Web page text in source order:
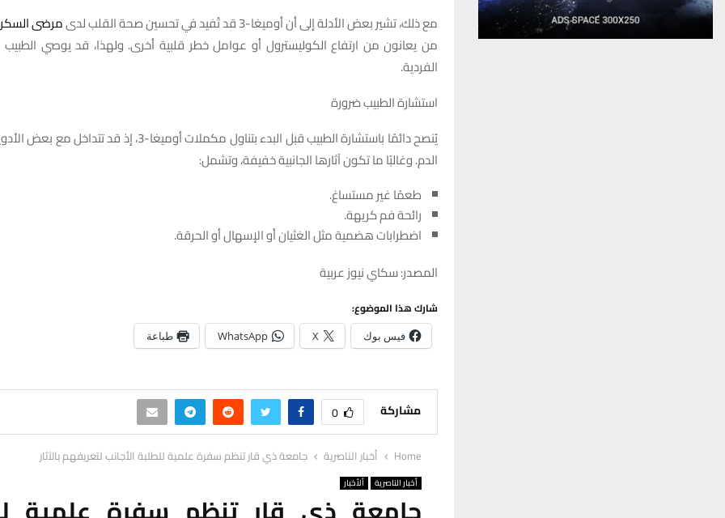
مع ذلك، تشير بعض الأدلة إلى أن أوميغا-3 قد تُفيد في تحسين صحة القلب لدى
مرضى
من يعانون من ارتفاع الكوليسترول أو عوامل خطر قلبية أخرى. ولهذا، قد يوصي الطبيب
الفردية.
استشارة الطبيب ضرورة
يُنصح دائمًا باستشارة الطبيب قبل البدء بتناول مكملات أوميغا-3،
الدم. وغالبًا ما تكون آثارها الجانبية خفيفة، وتشمل:
طعمًا غير مستساغ.
رائحة فم كريهة.
اضطرابات هضمية مثل الغثيان أو الإسهال أو الحرقة.
المصدر: سكاي نيوز عربية
شارك هذا الموضوع:
فيس بوك X
WhatsApp طباعة
مشاركة 0
Home أخبار الناصرية جامعة ذي قار تنظم سفرة علمية للطلبة الأجانب لتعريفهم بالآثار
أخبار الناصرية ألأخبار